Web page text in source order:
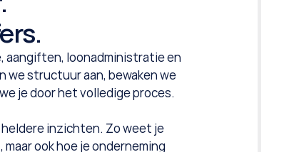
aangiften, loonadministratie en
we structuur aan, bewaken we
je door het volledige proces.
inzichten. Zo weet je
ook hoe je onderneming